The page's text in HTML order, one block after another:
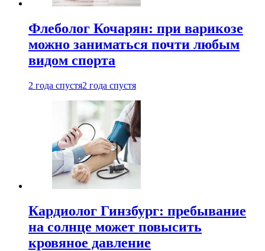
Флеболог Кочарян: при варикозе
можно заниматься почти любым
видом спорта
2 года спустя2 года спустя
Кардиолог Гинзбург: пребывание
на солнце может повысить
кровяное давление